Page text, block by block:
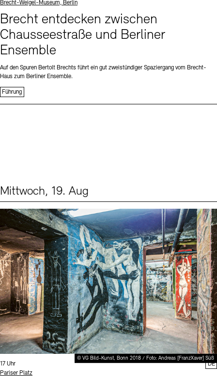
Standort
Brecht-Weigel-Museum, Berlin
Brecht entdecken zwischen
Chausseestraße und Berliner
Ensemble
Auf den Spuren Bertolt Brechts führt ein gut zweistündiger Spaziergang vom Brecht-
Haus zum Berliner Ensemble.
Führung
Mittwoch, 19. Aug
© VG Bild-Kunst, Bonn 2018 / Foto: Andreas [FranzXaver] Süß
Uhrzeit:
17 Uhr
Standort
Pariser Platz
DE